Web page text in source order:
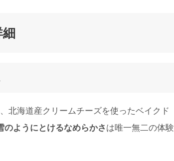
北海道産クリームチーズを使ったベイクド
のようにとけるなめらかさ は唯一無二の体験